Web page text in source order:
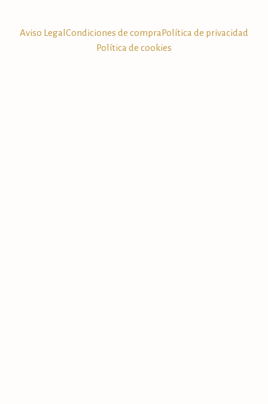
Aviso Legal Condiciones de compraPolítica de privacidad
Política de cookies